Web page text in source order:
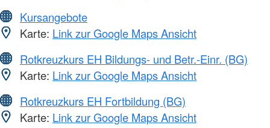
Kursangebote
Karte: Link zur Google Maps Ansicht
Rotkreuzkurs EH Bildungs- und Betr.-Einr. (BG)
Karte: Link zur Google Maps Ansicht
Rotkreuzkurs EH Fortbildung (BG)
Karte: Link zur Google Maps Ansicht